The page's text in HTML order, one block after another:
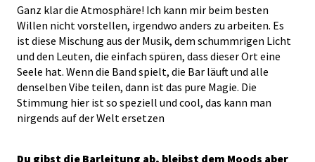
Ganz klar die Atmosphäre! Ich kann mir beim besten
Willen nicht vorstellen, irgendwo anders zu arbeiten. Es
ist diese Mischung aus der Musik, dem schummrigen Licht
und den Leuten, die einfach spüren, dass dieser Ort eine
Seele hat. Wenn die Band spielt, die Bar läuft und alle
denselben Vibe teilen, dann ist das pure Magie. Die
Stimmung hier ist so speziell und cool, das kann man
nirgends auf der Welt ersetzen
Du gibst die Barleitung ab, bleibst dem Moods aber